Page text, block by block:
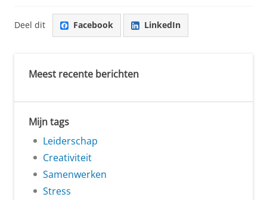
Deel dit Facebook LinkedIn
Meest recente berichten
Mijn tags
Leiderschap
Creativiteit
Samenwerken
Stress